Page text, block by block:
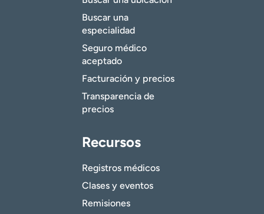
Buscar una
especialidad
Seguro médico
aceptado
Facturación y precios
Transparencia de
precios
Recursos
Registros médicos
Clases y eventos
Remisiones